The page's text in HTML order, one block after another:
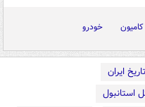
کامیون خودرو
ایران
استانبول